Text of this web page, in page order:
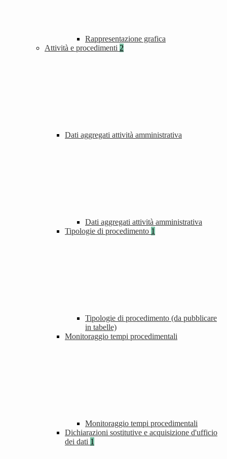
Rappresentazione grafica
Attività e procedimenti 2
Dati aggregati attività amministrativa
Dati aggregati attività amministrativa
Tipologie di procedimento 1
Tipologie di procedimento (da pubblicare
in tabelle)
Monitoraggio tempi procedimentali
Monitoraggio tempi procedimentali
Dichiarazioni sostitutive e acquisizione d'ufficio
dei dati 1